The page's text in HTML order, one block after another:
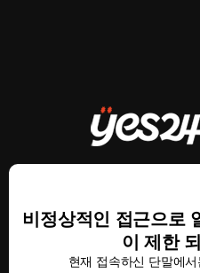
비정상적인 접근으로
이 제한
현재 접속하신 단말에